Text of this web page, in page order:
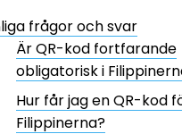
frågor och svar
Är QR-kod fortfarande
obligatorisk i
Hur får jag en QR-kod
Filippinerna?